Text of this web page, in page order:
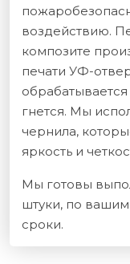
воздействию.
композите
печати УФ-
гнется. Мы
чернила,
яркость и
Мы готовы
штуки, по
сроки.